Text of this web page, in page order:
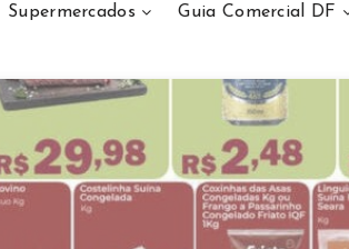
Supermercados Guia Comercial DF